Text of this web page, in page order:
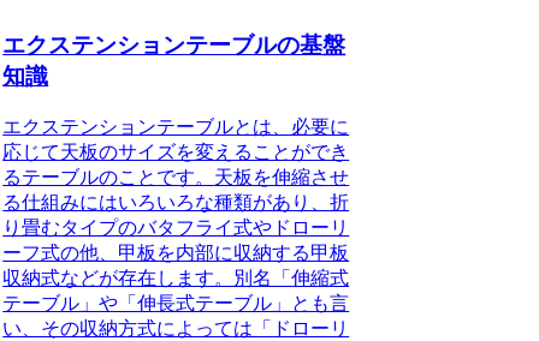
エクステンションテーブルの基盤
知識
エクステンションテーブルとは、必要に
応じて天板のサイズを変えることができ
るテーブルのことです。 天板を伸縮させ
る仕組みにはいろいろな種類があり、折
り畳むタイプのバタフライ式やドローリ
ーフ式の他、甲板を内部に収納する甲板
収納式などが存在します。別名「伸縮式
テーブル」や「伸長式テーブル」とも言
い、その収納方式によっては「ドローリ